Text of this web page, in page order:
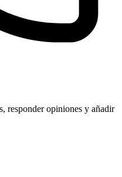
responder opiniones y añadir